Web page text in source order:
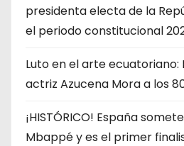
presidenta electa de la
el periodo constitucional
Luto en el arte ecuatoriano:
actriz Azucena Mora a los
¡HISTÓRICO! España
Mbappé y es el primer